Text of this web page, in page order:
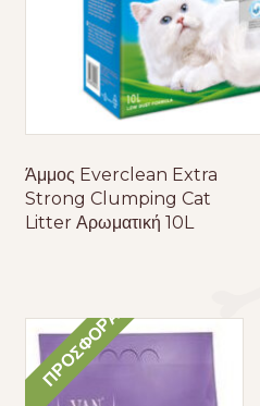
Άμμος Everclean Extra
Strong Clumping Cat
Litter Αρωματική 10L
ΠΡΟΣΦΟΡΆ!